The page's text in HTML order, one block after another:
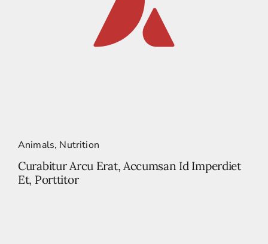
Animals, Nutrition
Curabitur Arcu Erat, Accumsan Id Imperdiet
Et, Porttitor